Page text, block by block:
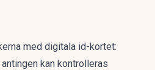
med digitala id-kortet:
kan kontrolleras